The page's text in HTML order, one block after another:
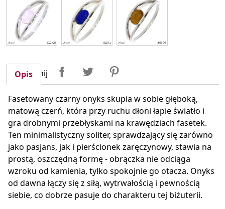
Udostępnij UdostępnijTweetuj
Opis
Fasetowany czarny onyks skupia w sobie głęboką,
matową czerń, która przy ruchu dłoni łapie światło i
gra drobnymi przebłyskami na krawędziach fasetek.
Ten minimalistyczny soliter, sprawdzający się zarówno
jako pasjans, jak i pierścionek zaręczynowy, stawia na
prostą, oszczędną formę - obrączka nie odciąga
wzroku od kamienia, tylko spokojnie go otacza. Onyks
od dawna łączy się z siłą, wytrwałością i pewnością
siebie, co dobrze pasuje do charakteru tej biżuterii.